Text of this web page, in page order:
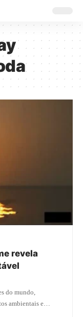
revela
do mundo,
ambientais e…